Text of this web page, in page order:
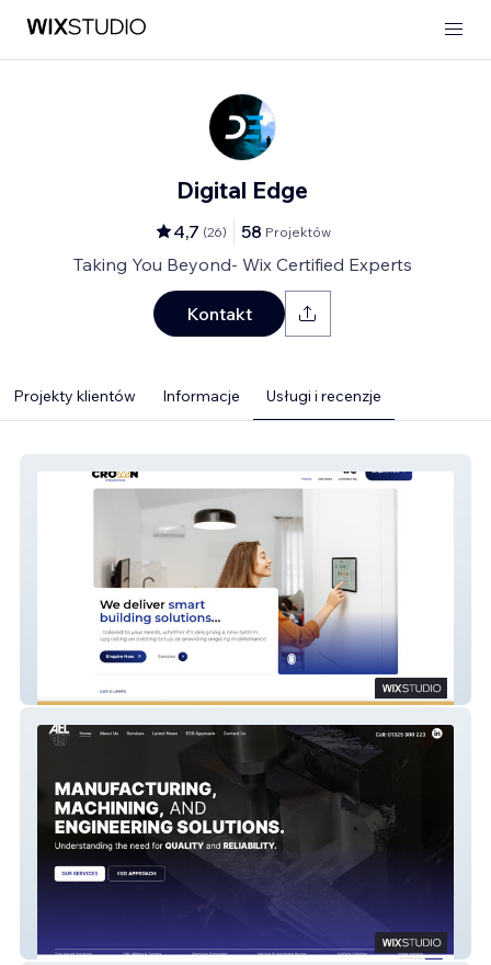
Digital Edge
4,7 (26) 58 Projektów
Taking You Beyond- Wix Certified Experts
Kontakt
Projekty klientów Informacje Usługi i recenzje
Crown Integration